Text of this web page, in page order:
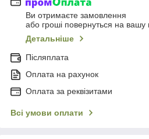
Ви отримаєте замовлення
або гроші повернуться на вашу
Детальніше
Післяплата
Оплата на рахунок
Оплата за реквізитами
Всі умови оплати